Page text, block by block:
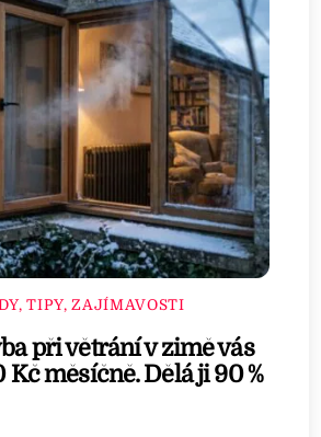
TIPY, ZAJÍMAVOSTI
při větrání v zimě vás
měsíčně. Dělá ji 90 %